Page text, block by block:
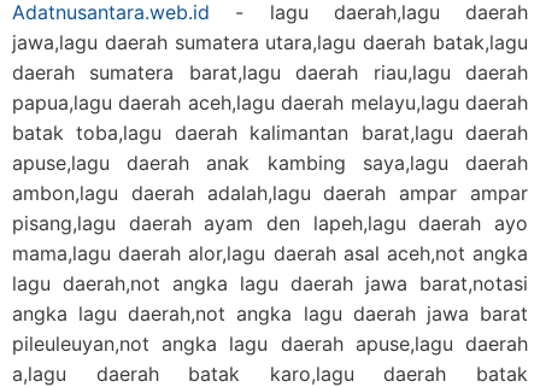
Adatnusantara.web.id - lagu daerah,lagu daerah
jawa,lagu daerah sumatera utara,lagu daerah batak,lagu
daerah sumatera barat,lagu daerah riau,lagu daerah
papua,lagu daerah aceh,lagu daerah melayu,lagu daerah
batak toba,lagu daerah kalimantan barat,lagu daerah
apuse,lagu daerah anak kambing saya,lagu daerah
ambon,lagu daerah adalah,lagu daerah ampar ampar
pisang,lagu daerah ayam den lapeh,lagu daerah ayo
mama,lagu daerah alor,lagu daerah asal aceh,not angka
lagu daerah,not angka lagu daerah jawa barat,notasi
angka lagu daerah,not angka lagu daerah jawa barat
pileuleuyan,not angka lagu daerah apuse,lagu daerah
a,lagu daerah batak karo,lagu daerah batak